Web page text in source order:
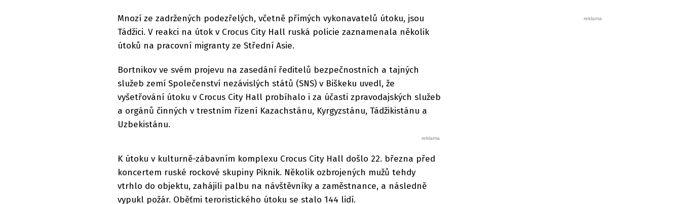
Mnozí ze zadržených podezřelých, včetně přímých vykonavatelů útoku, jsou
Tádžici. V reakci na útok v Crocus City Hall ruská policie zaznamenala několik
útoků na pracovní migranty ze Střední Asie.
Bortnikov ve svém projevu na zasedání ředitelů bezpečnostních a tajných
služeb zemí Společenství nezávislých států (SNS) v Biškeku uvedl, že
vyšetřování útoku v Crocus City Hall probíhalo i za účasti zpravodajských služeb
a orgánů činných v trestním řízení Kazachstánu, Kyrgyzstánu, Tádžikistánu a
Uzbekistánu.
K útoku v kulturně-zábavním komplexu Crocus City Hall došlo 22. března před
koncertem ruské rockové skupiny Piknik. Několik ozbrojených mužů tehdy
vtrhlo do objektu, zahájili palbu na návštěvníky a zaměstnance, a následně
vypukl požár. Oběťmi teroristického útoku se stalo 144 lidí.